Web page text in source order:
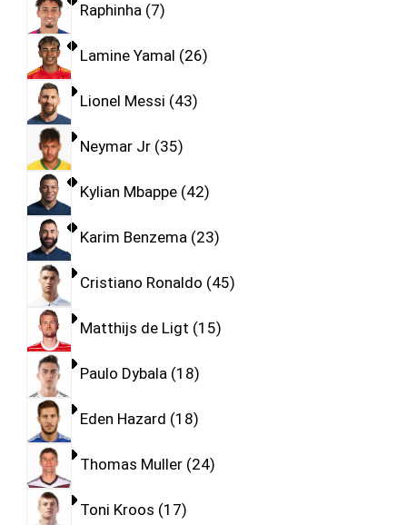
Raphinha 7
Lamine Yamal 26
Lionel Messi 43
Neymar Jr 35
Kylian Mbappe 42
Karim Benzema 23
Cristiano Ronaldo 45
Matthijs de Ligt 15
Paulo Dybala 18
Eden Hazard 18
Thomas Muller 24
Toni Kroos 17